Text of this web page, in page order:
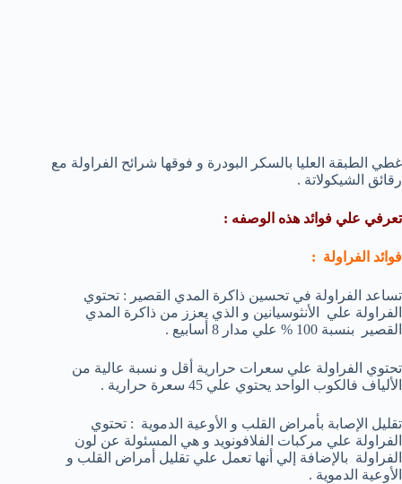
غطي الطبقة العليا بالسكر البودرة و فوقها شرائح الفراولة مع
رقائق الشيكولاتة .
تعرفي علي فوائد هذه الوصفه :
فوائد الفراولة :
تساعد الفراولة في تحسين ذاكرة المدي القصير : تحتوي
الفراولة علي الأنثوسيانين و الذي يعزز من ذاكرة المدي
القصير بنسبة 100 % علي مدار 8 أسابيع .
تحتوي الفراولة علي سعرات حرارية أقل و نسبة عالية من
الألياف فالكوب الواحد يحتوي علي 45 سعرة حرارية .
تقليل الإصابة بأمراض القلب و الأوعية الدموية : تحتوي
الفراولة علي مركبات الفلافونويد و هي المسئولة عن لون
الفراولة بالإضافة إلي أنها تعمل علي تقليل أمراض القلب و
الأوعية الدموية .